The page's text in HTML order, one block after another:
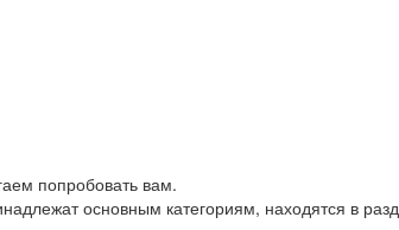
попробовать вам.
основным категориям, находятся в